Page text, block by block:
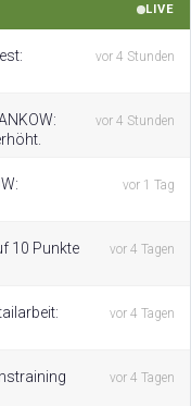
LIVE
vor 4 Stunden
vor 4 Stunden
vor 1 Tag
10 Punkte
vor 4 Tagen
vor 4 Tagen
vor 4 Tagen